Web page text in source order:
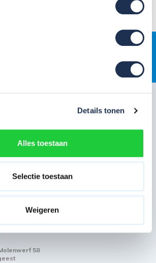
Details tonen
Alles toestaan
Selectie toestaan
Weigeren
58